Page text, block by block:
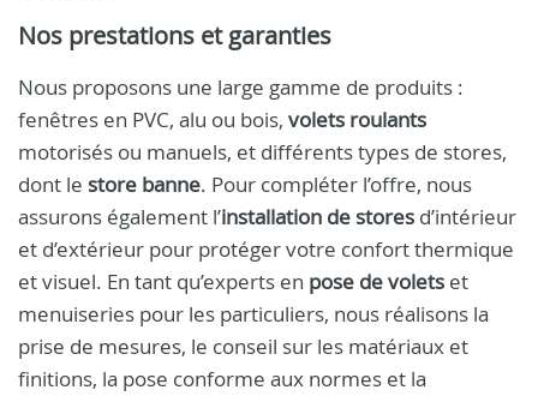
Nos prestations et garanties
Nous proposons une large gamme de produits :
fenêtres en PVC, alu ou bois, volets roulants
motorisés ou manuels, et différents types de stores,
dont le store banne. Pour compléter l’offre, nous
assurons également l’installation de stores d’intérieur
et d’extérieur pour protéger votre confort thermique
et visuel. En tant qu’experts en pose de volets et
menuiseries pour les particuliers, nous réalisons la
prise de mesures, le conseil sur les matériaux et
finitions, la pose conforme aux normes et la